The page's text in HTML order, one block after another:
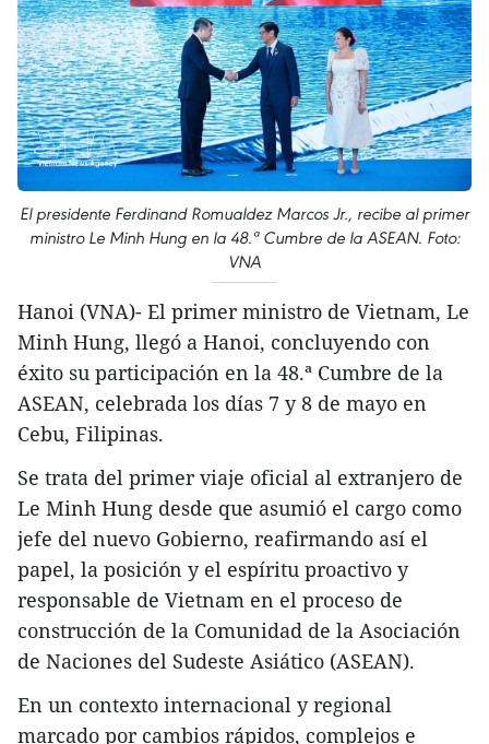
El presidente Ferdinand Romualdez Marcos Jr., recibe al primer
ministro Le Minh Hung en la 48.ª Cumbre de la ASEAN. Foto:
VNA
Hanoi (VNA)- El primer ministro de Vietnam, Le
Minh Hung, llegó a Hanoi, concluyendo con
éxito su participación en la 48.ª Cumbre de la
ASEAN, celebrada los días 7 y 8 de mayo en
Cebu, Filipinas.
Se trata del primer viaje oficial al extranjero de
Le Minh Hung desde que asumió el cargo como
jefe del nuevo Gobierno, reafirmando así el
papel, la posición y el espíritu proactivo y
responsable de Vietnam en el proceso de
construcción de la Comunidad de la Asociación
de Naciones del Sudeste Asiático (ASEAN).
En un contexto internacional y regional
marcado por cambios rápidos, complejos e